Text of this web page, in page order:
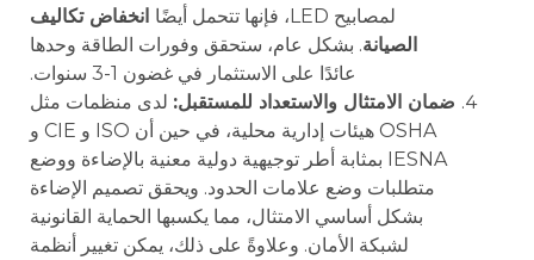
لمصابيح LED، فإنها تتحمل أيضًا
انخفاض تكاليف
الصيانة. بشكل عام، ستحقق وفورات الطاقة وحدها
عائدًا على الاستثمار في غضون 1-3 سنوات.
ضمان الامتثال والاستعداد للمستقبل: لدى منظمات مثل
OSHA هيئات إدارية محلية، في حين أن ISO و CIE و
IESNA بمثابة أطر توجيهية دولية معنية بالإضاءة ووضع
متطلبات وضع علامات الحدود. ويحقق تصميم الإضاءة
بشكل أساسي الامتثال، مما يكسبها الحماية القانونية
لشبكة الأمان. وعلاوةً على ذلك، يمكن تغيير أنظمة